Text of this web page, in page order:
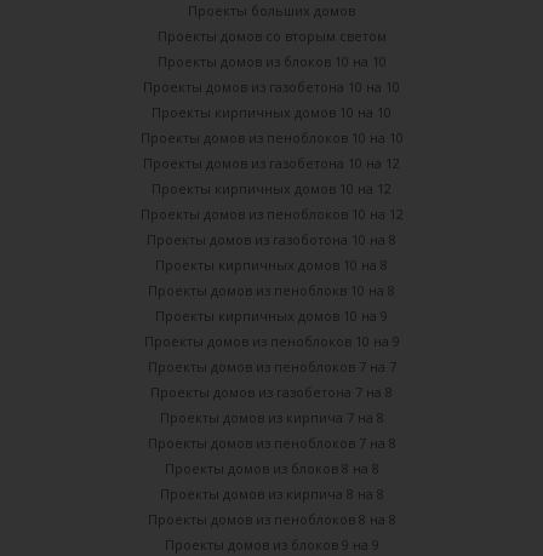
Проекты больших домов
Проекты домов со вторым светом
Проекты домов из блоков 10 на 10
Проекты домов из газобетона 10 на 10
Проекты кирпичных домов 10 на 10
Проекты домов из пеноблоков 10 на 10
Проекты домов из газобетона 10 на 12
Проекты кирпичных домов 10 на 12
Проекты домов из пеноблоков 10 на 12
Проекты домов из газоботона 10 на 8
Проекты кирпичных домов 10 на 8
Проекты домов из пеноблокв 10 на 8
Проекты кирпичных домов 10 на 9
Проекты домов из пеноблоков 10 на 9
Проекты домов из пеноблоков 7 на 7
Проекты домов из газобетона 7 на 8
Проекты домов из кирпича 7 на 8
Проекты домов из пеноблоков 7 на 8
Проекты домов из блоков 8 на 8
Проекты домов из кирпича 8 на 8
Проекты домов из пеноблоков 8 на 8
Проекты домов из блоков 9 на 9